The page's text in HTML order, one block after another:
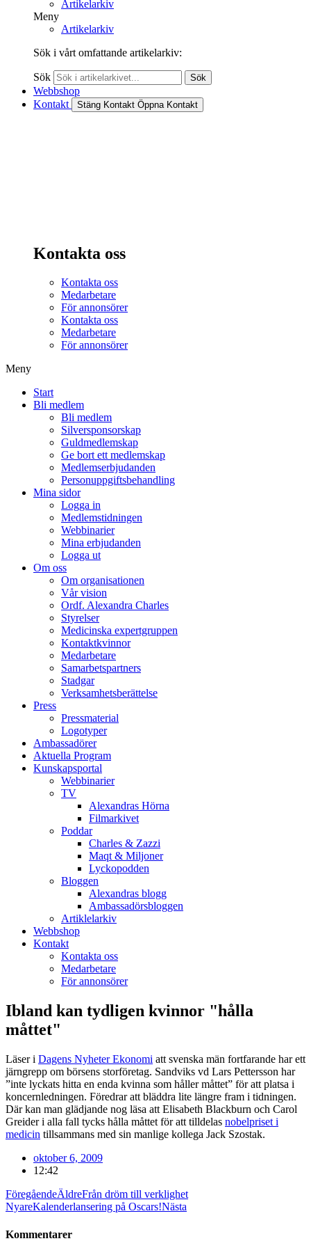
Artikelarkiv
Meny
Artikelarkiv
Sök i vårt omfattande artikelarkiv:
Sök Sök
Webbshop
Kontakt
Stäng Kontakt Öppna Kontakt
Kontakta oss
Kontakta oss
Medarbetare
För annonsörer
Kontakta oss
Medarbetare
För annonsörer
Meny
Start
Bli medlem
Bli medlem
Silversponsorskap
Guldmedlemskap
Ge bort ett medlemskap
Medlemserbjudanden
Personuppgiftsbehandling
Mina sidor
Logga in
Medlemstidningen
Webbinarier
Mina erbjudanden
Logga ut
Om oss
Om organisationen
Vår vision
Ordf. Alexandra Charles
Styrelser
Medicinska expertgruppen
Kontaktkvinnor
Medarbetare
Samarbetspartners
Stadgar
Verksamhetsberättelse
Press
Pressmaterial
Logotyper
Ambassadörer
Aktuella Program
Kunskapsportal
Webbinarier
TV
Alexandras Hörna
Filmarkivet
Poddar
Charles & Zazzi
Maqt & Miljoner
Lyckopodden
Bloggen
Alexandras blogg
Ambassadörsbloggen
Artiklelarkiv
Webbshop
Kontakt
Kontakta oss
Medarbetare
För annonsörer
Ibland kan tydligen kvinnor "hålla
måttet"
Läser i Dagens Nyheter Ekonomi att svenska män fortfarande har ett
järngrepp om börsens storföretag. Sandviks vd Lars Pettersson har
”inte lyckats hitta en enda kvinna som håller måttet” för att platsa i
koncernledningen. Föredrar att bläddra lite längre fram i tidningen.
Där kan man glädjande nog läsa att Elisabeth Blackburn och Carol
Greider i alla fall tycks hålla måttet för att tilldelas nobelpriset i
medicin tillsammans med sin manlige kollega Jack Szostak.
oktober 6, 2009
12:42
FöregåendeÄldreFrån dröm till verklighet
NyareKalenderlansering på Oscars!Nästa
Kommentarer